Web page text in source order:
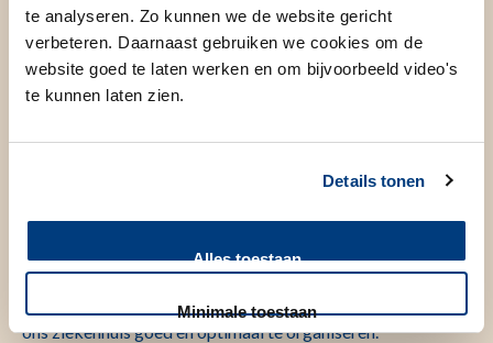
te analyseren. Zo kunnen we de website gericht
verbeteren. Daarnaast gebruiken we cookies om de
website goed te laten werken en om bijvoorbeeld video's
te kunnen laten zien.
Details tonen
Alles toestaan
Minimale toestaan
Even voorstellen
In 2007 ben ik als staflid begonnen in het LUMC. Ik ben een
allround anesthesioloog met aandacht voor regionale
actief in de organisatie en als medisch manager van het OK
centrum. Ik denk op allerlei niveaus mee om de zorg binnen
ons ziekenhuis goed en optimaal te organiseren.